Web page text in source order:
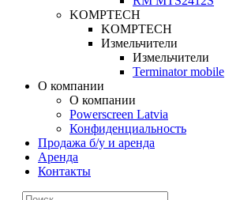
KOMPTECH
KOMPTECH
Измельчители
Измельчители
Terminator mobile
О компании
О компании
Powerscreen Latvia
Конфиденциальность
Продажа б/у и аренда
Аренда
Контакты